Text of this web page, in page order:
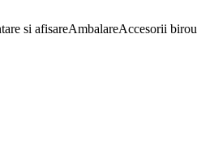
si afisareAmbalareAccesorii birou